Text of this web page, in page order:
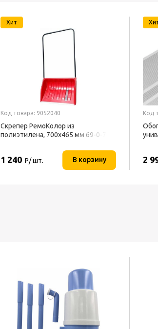
Хит
Код товара: 9052040
Скрепер РемоКолор из
полиэтилена, 700x465 мм 69-0-700
1 240 Р/ шт. В корзину
Код
2